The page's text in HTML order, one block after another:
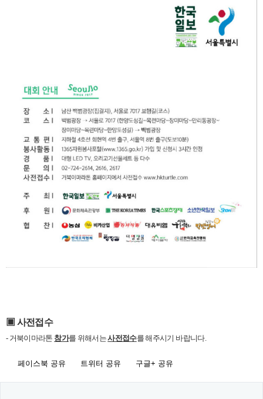
▣ 사전접수
- 거북이마라톤 참가를 위해서는사전접수를 해주시기 바랍니다.
페이스북 공유 트위터 공유 구글+ 공유